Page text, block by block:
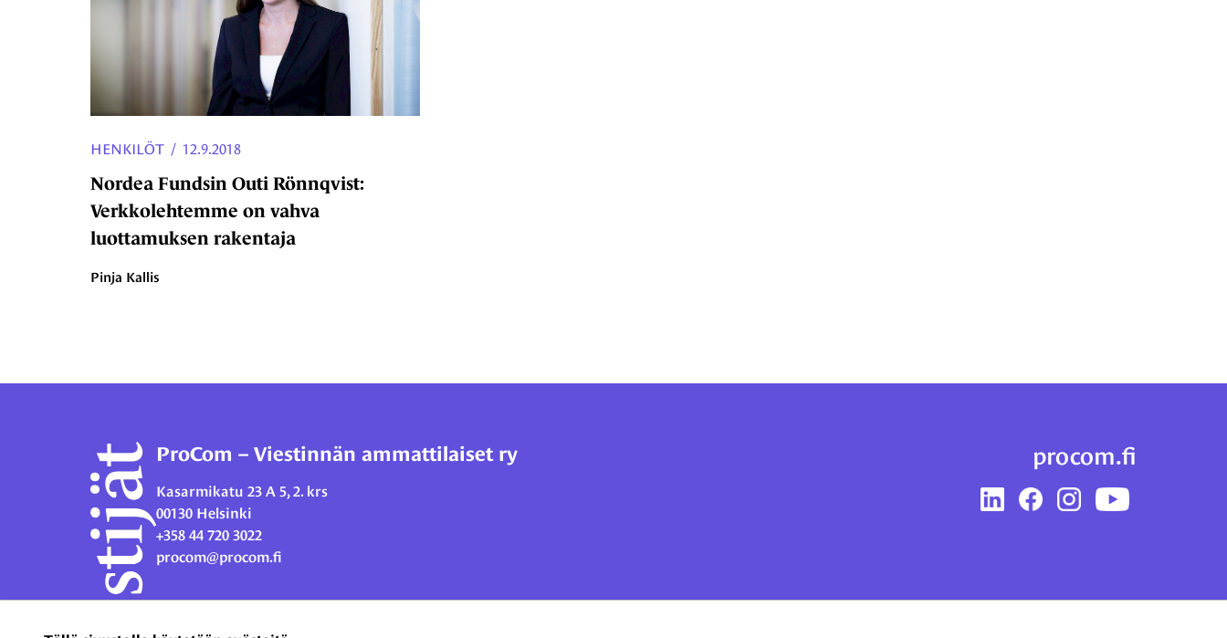
Nordea Fundsin Outi Rönnqvist:
Verkkolehtemme on vahva
luottamuksen rakentaja
HENKILÖT / 12.9.2018
Pinja Kallis
ProCom – Viestinnän ammattilaiset ry
Kasarmikatu 23 A 5, 2. krs
00130 Helsinki
+358 44 720 3022
procom@procom.fi
procom.fi
LinkedInFacebookInstagramYouTube